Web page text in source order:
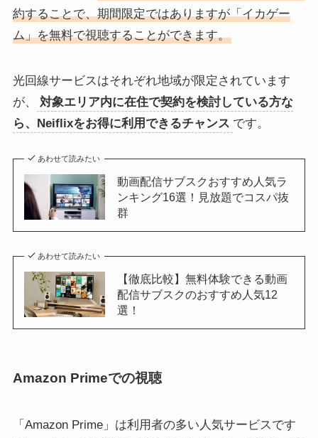
約することで、期間限定ではありますが「イカゲー
ム」を無料で視聴することができます。
光回線サービスはそれぞれ地域が限定されています
が、
対象エリア内に在住で契約を検討している方な
ら、Neiflixをお得に利用できるチャンス です。
あわせて読みたい
動画配信サブスクおすすめ人気ラ
ンキング16選！見放題でコスパ抜
群
あわせて読みたい
【徹底比較】無料体験できる動画
配信サブスクのおすすめ人気12
選！
Amazon Primeでの視聴
「Amazon Prime」は利用者の多い人気サービスです